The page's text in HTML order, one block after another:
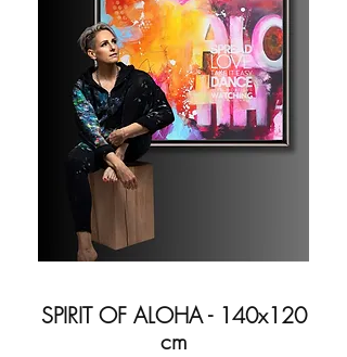
SPIRIT OF ALOHA - 140x120
cm